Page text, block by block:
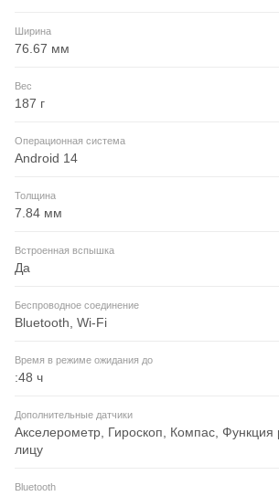
Ширина
76.67 мм
Вес
187 г
Операционная система
Android 14
Толщина
7.84 мм
Встроенная вспышка
Да
Беспроводное соединение
Bluetooth, Wi-Fi
Время в режиме ожидания до
:48 ч
Дополнительные датчики
Акселерометр, Гироскоп, Компас, Функция
лицу
Bluetooth